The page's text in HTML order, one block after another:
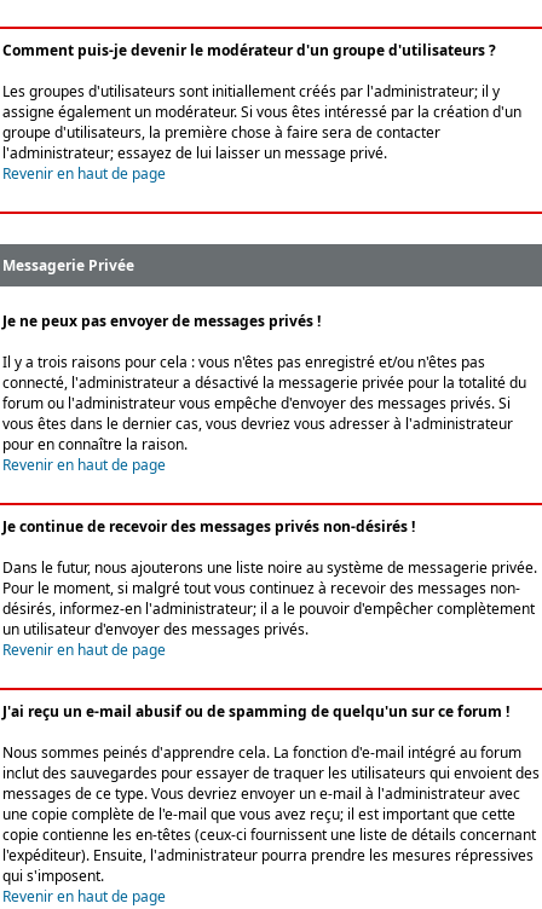
Comment puis-je devenir le modérateur d'un groupe d'utilisateurs ?
Les groupes d'utilisateurs sont initiallement créés par l'administrateur; il y
assigne également un modérateur. Si vous êtes intéressé par la création d'un
groupe d'utilisateurs, la première chose à faire sera de contacter
l'administrateur; essayez de lui laisser un message privé.
Revenir en haut de page
Messagerie Privée
Je ne peux pas envoyer de messages privés !
Il y a trois raisons pour cela : vous n'êtes pas enregistré et/ou n'êtes pas
connecté, l'administrateur a désactivé la messagerie privée pour la totalité du
forum ou l'administrateur vous empêche d'envoyer des messages privés. Si
vous êtes dans le dernier cas, vous devriez vous adresser à l'administrateur
pour en connaître la raison.
Revenir en haut de page
Je continue de recevoir des messages privés non-désirés !
Dans le futur, nous ajouterons une liste noire au système de messagerie privée.
Pour le moment, si malgré tout vous continuez à recevoir des messages non-
désirés, informez-en l'administrateur; il a le pouvoir d'empêcher complètement
un utilisateur d'envoyer des messages privés.
Revenir en haut de page
J'ai reçu un e-mail abusif ou de spamming de quelqu'un sur ce forum !
Nous sommes peinés d'apprendre cela. La fonction d'e-mail intégré au forum
inclut des sauvegardes pour essayer de traquer les utilisateurs qui envoient des
messages de ce type. Vous devriez envoyer un e-mail à l'administrateur avec
une copie complète de l'e-mail que vous avez reçu; il est important que cette
copie contienne les en-têtes (ceux-ci fournissent une liste de détails concernant
l'expéditeur). Ensuite, l'administrateur pourra prendre les mesures répressives
qui s'imposent.
Revenir en haut de page